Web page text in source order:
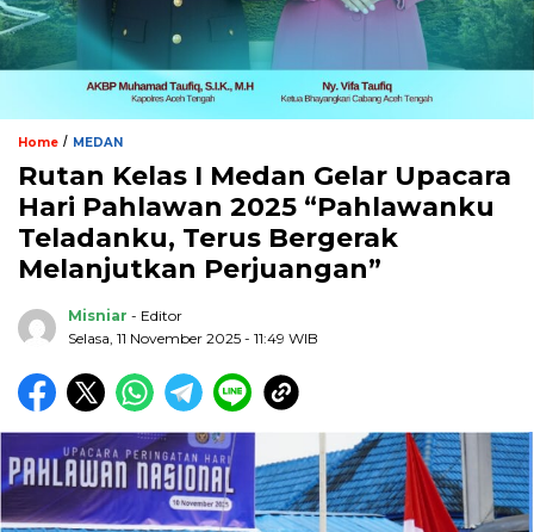
Home / MEDAN
Rutan Kelas I Medan Gelar Upacara
Hari Pahlawan 2025 “Pahlawanku
Teladanku, Terus Bergerak
Melanjutkan Perjuangan”
Misniar - Editor
Selasa, 11 November 2025 - 11:49 WIB